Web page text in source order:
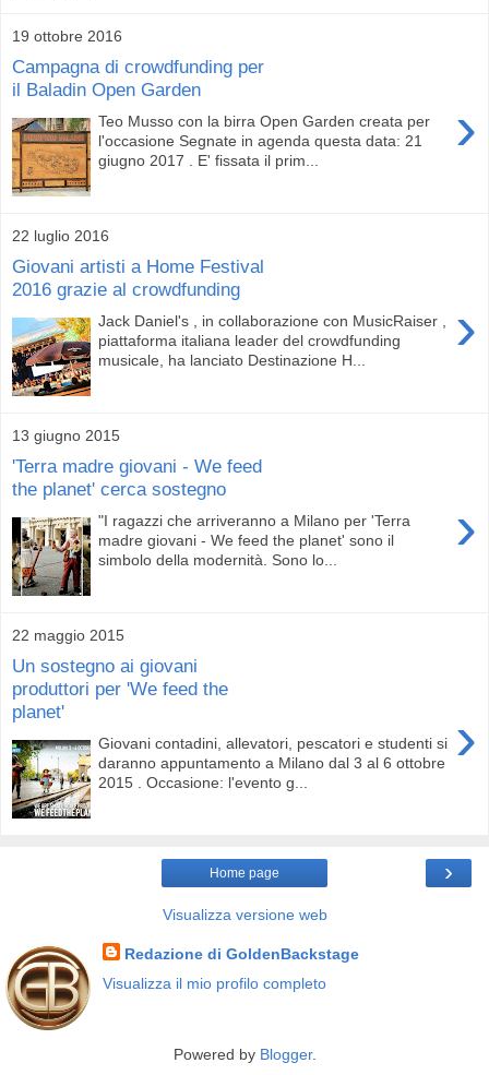
19 ottobre 2016
Campagna di crowdfunding per
il Baladin Open Garden
›
Teo Musso con la birra Open Garden creata per
l'occasione Segnate in agenda questa data: 21
giugno 2017 . E' fissata il prim...
22 luglio 2016
Giovani artisti a Home Festival
2016 grazie al crowdfunding
›
Jack Daniel's , in collaborazione con MusicRaiser ,
piattaforma italiana leader del crowdfunding
musicale, ha lanciato Destinazione H...
13 giugno 2015
'Terra madre giovani - We feed
the planet' cerca sostegno
›
"I ragazzi che arriveranno a Milano per 'Terra
madre giovani - We feed the planet' sono il
simbolo della modernità. Sono lo...
22 maggio 2015
Un sostegno ai giovani
produttori per 'We feed the
planet'
›
Giovani contadini, allevatori, pescatori e studenti si
daranno appuntamento a Milano dal 3 al 6 ottobre
2015 . Occasione: l'evento g...
›
Home page
Visualizza versione web
Redazione di GoldenBackstage
Visualizza il mio profilo completo
Powered by Blogger.